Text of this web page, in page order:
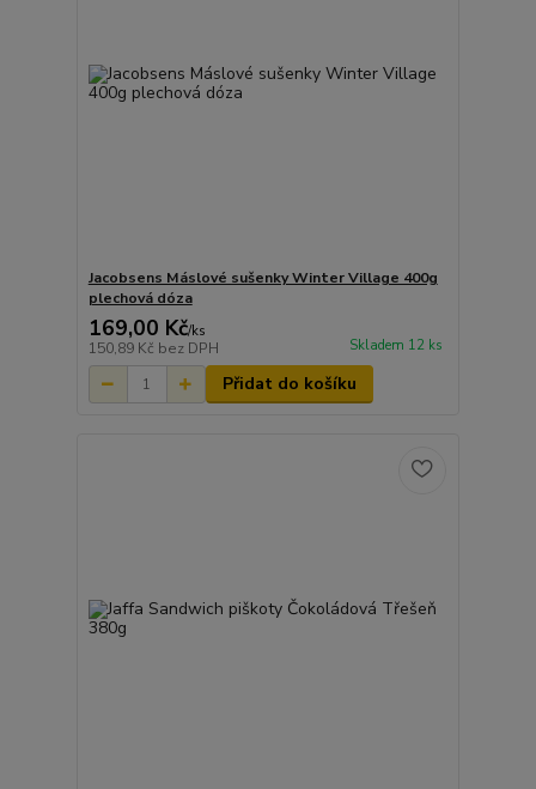
Jacobsens Máslové sušenky Winter Village 400g
plechová dóza
169,00 Kč/ks
150,89 Kč bez DPH Skladem 12 ks
Přidat do košíku